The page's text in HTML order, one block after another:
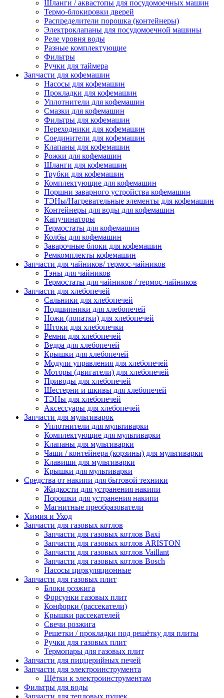
Шланги / аквастопы для посудомоечных машин
Термо-блокировки дверей
Распределители порошка (контейнеры)
Электроклапаны для посудомоечной машины
Реле уровня воды
Разные комплектующие
Фильтры
Ручки для таймера
Запчасти для кофемашин
Насосы для кофемашин
Прокладки для кофемашин
Уплотнители для кофемашин
Смазки для кофемашин
Фильтры для кофемашин
Переходники для кофемашин
Соединители для кофемашин
Клапаны для кофемашин
Рожки для кофемашин
Шланги для кофемашин
Трубки для кофемашин
Комплектующие для кофемашин
Поршни заварного устройства кофемашин
ТЭНы/Нагревательные элементы для кофемашин
Контейнеры для воды для кофемашин
Капучинаторы
Термостаты для кофемашин
Колбы для кофемашин
Заварочные блоки для кофемашин
Ремкомплекты кофемашин
Запчасти для чайников/ термос-чайников
Тэны для чайников
Термостаты для чайников / термос-чайников
Запчасти для хлебопечей
Сальники для хлебопечей
Подшипники для хлебопечей
Ножи (лопатки) для хлебопечей
Штоки для хлебопечки
Ремни для хлебопечей
Ведра для хлебопечей
Крышки для хлебопечей
Модули управления для хлебопечей
Моторы (двигатели) для хлебопечей
Приводы для хлебопечей
Шестерни и шкивы для хлебопечей
ТЭНы для хлебопечей
Аксессуары для хлебопечей
Запчасти для мультиварок
Уплотнители для мультиварки
Комплектующие для мультиварки
Клапаны для мультиварки
Чаши / контейнера (корзины) для мультиварки
Клавиши для мультиварки
Крышки для мультиварки
Средства от накипи для бытовой техники
Жидкости для устранения накипи
Порошки для устранения накипи
Магнитные преобразователи
Химия и Уход
Запчасти для газовых котлов
Запчасти для газовых котлов Baxi
Запчасти для газовых котлов ARISTON
Запчасти для газовых котлов Vaillant
Запчасти для газовых котлов Bosch
Насосы циркуляционные
Запчасти для газовых плит
Блоки розжига
Форсунки газовых плит
Конфорки (рассекатели)
Крышки рассекателей
Свечи розжига
Решетки / прокладки под решётку для плиты
Ручки для газовых плит
Термопары для газовых плит
Запчасти для пиццерийных печей
Запчасти для электроинструмента
Щётки к электроинструментам
Фильтры для воды